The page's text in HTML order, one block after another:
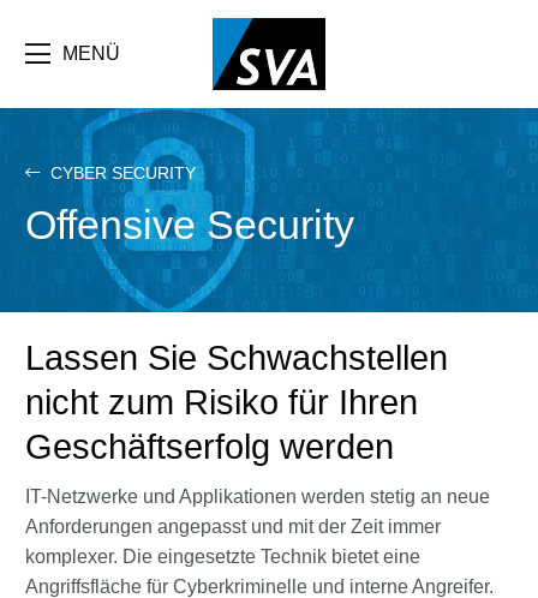
Inhalt
MENÜ
CYBER SECURITY
Offensive Security
Lassen Sie Schwachstellen
nicht zum Risiko für Ihren
Geschäftserfolg werden
IT-Netzwerke und Applikationen werden stetig an neue
Anforderungen angepasst und mit der Zeit immer
komplexer. Die eingesetzte Technik bietet eine
Angriffsfläche für Cyberkriminelle und interne Angreifer.